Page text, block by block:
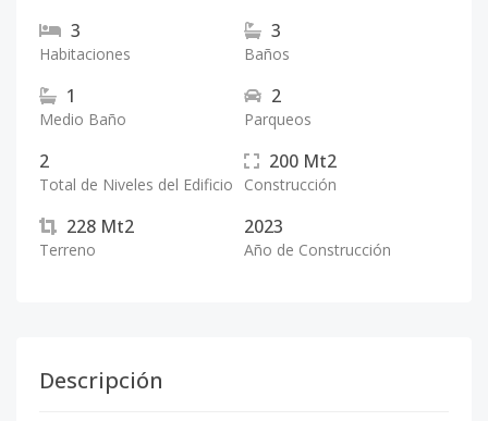
3
Habitaciones
3
Baños
1
Medio Baño
2
Parqueos
2
Total de Niveles del Edificio
200 Mt2
Construcción
228 Mt2
Terreno
2023
Año de Construcción
Descripción